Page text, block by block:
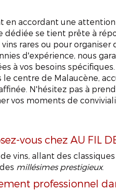
en accordant une
se tient prête à
rares ou pour organiser
d'expérience, nous
à vos besoins
le centre de Malaucène,
N'hésitez pas à
vos moments de
vous chez AU FIL
vins, allant des
millésimes prestigieux.
professionnel